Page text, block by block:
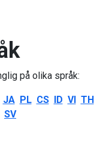
på olika språk:
JA PL CS ID VI TH
SV